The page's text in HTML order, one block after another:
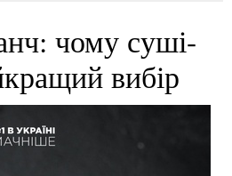
чому суші-
вибір